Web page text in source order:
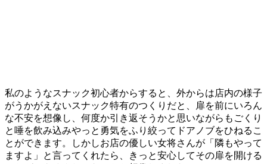
私のようなスナック初心者からすると、外からは店内の様子
がうかがえないスナック特有のつくりだと、扉を前にいろん
な不安を想像し、何度か引き返そうかと思いながらもごくり
と唾を飲み込みやっと勇気をふり絞ってドアノブをひねるこ
とができます。しかしお店の優しい女将さんが「隣もやって
ますよ」と言ってくれたら、きっと安心してその扉を開ける